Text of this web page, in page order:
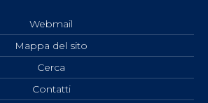
Webmail
Mappa del sito
Cerca
Contatti